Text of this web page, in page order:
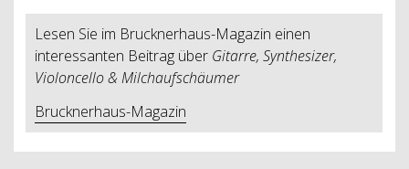
Lesen Sie im Brucknerhaus-Magazin einen
interessanten Beitrag über Gitarre, Synthesizer,
Violoncello & Milchaufschäumer
Brucknerhaus-Magazin